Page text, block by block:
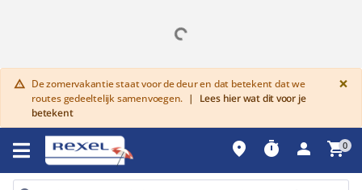
warning De zomervakantie staat voor de deur en dat betekent dat we
routes gedeeltelijk samenvoegen. |
Lees hier wat dit voor je
betekent
×
place timer person shopping_cart0